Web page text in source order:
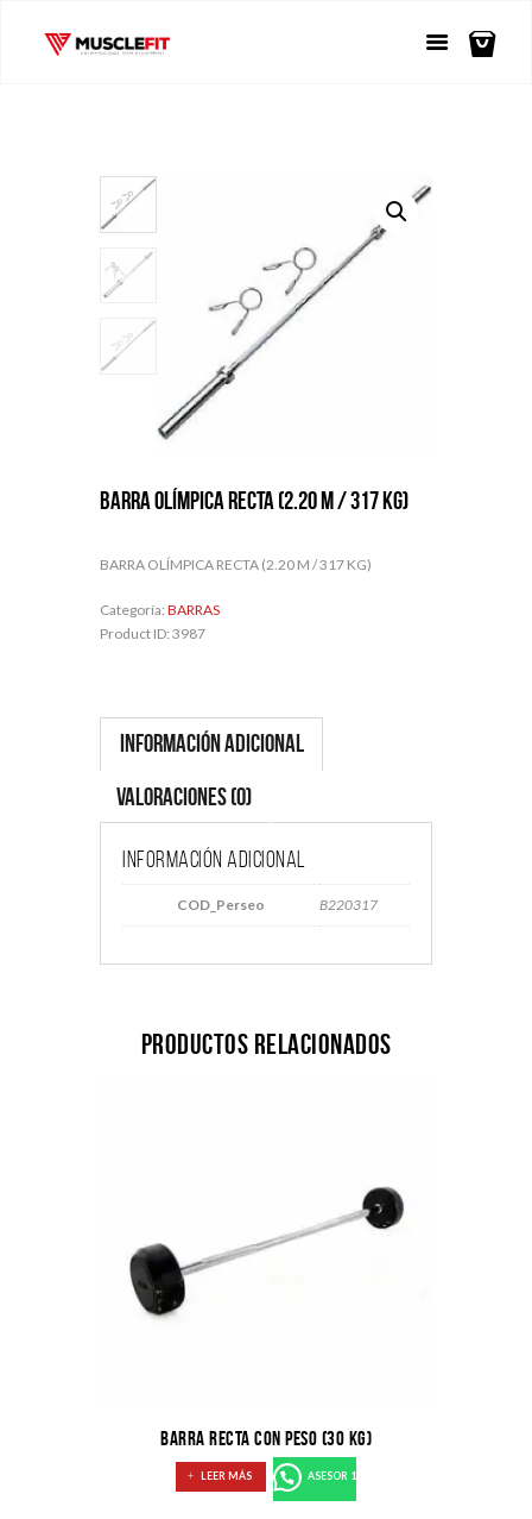
BARRA OLÍMPICA RECTA (2.20 M / 317 KG)
BARRA OLÍMPICA RECTA (2.20 M / 317 KG)
Categoría: BARRAS
Product ID: 3987
Información adicional
Valoraciones (0)
Información adicional
COD_Perseo B220317
Productos relacionados
BARRA RECTA CON PESO (30 KG)
LEER MÁS ASESOR 1